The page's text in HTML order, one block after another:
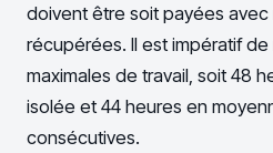
doivent être soit payées avec
récupérées. Il est impératif
maximales de travail, soit 48
isolée et 44 heures en
consécutives.